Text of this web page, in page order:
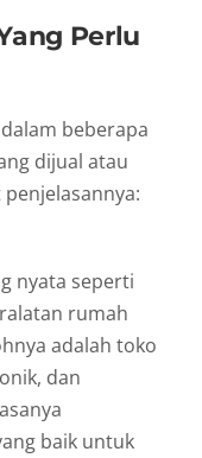
Perlu
dalam beberapa
dijual atau
penjelasannya:
nyata seperti
rumah
adalah toko
dan
baik untuk